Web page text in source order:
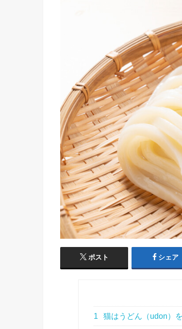
ポスト シェア
1 猫はうどん（udon）